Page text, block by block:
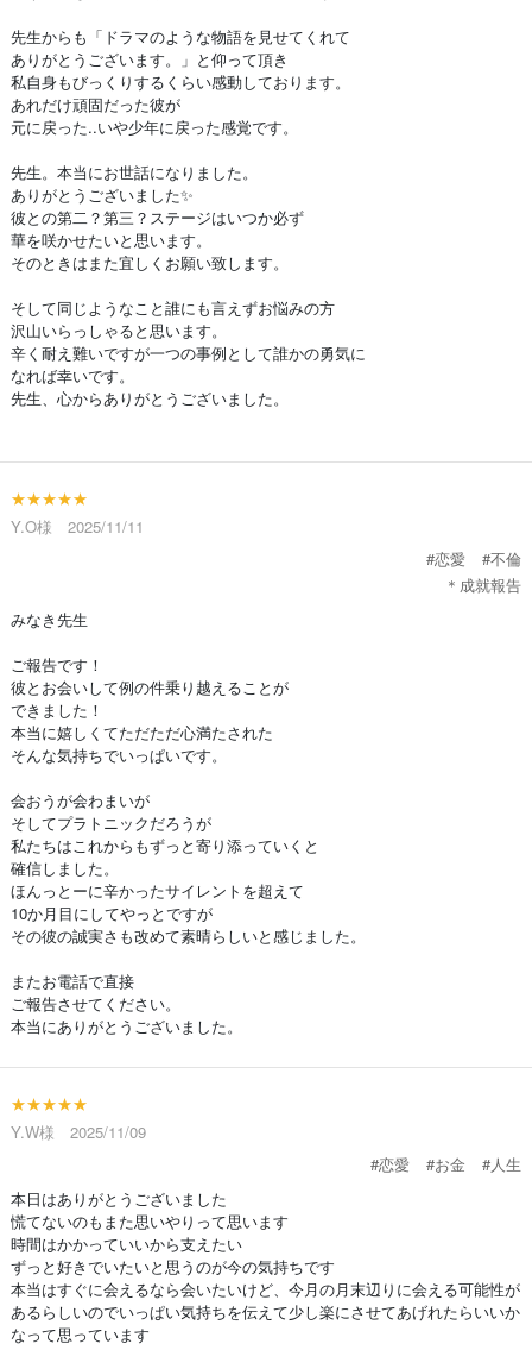
先生からも「ドラマのような物語を見せてくれて
ありがとうございます。」と仰って頂き
私自身もびっくりするくらい感動しております。
あれだけ頑固だった彼が
元に戻った..いや少年に戻った感覚です。
先生。本当にお世話になりました。
ありがとうございました✨
彼との第二？第三？ステージはいつか必ず
華を咲かせたいと思います。
そのときはまた宜しくお願い致します。
そして同じようなこと誰にも言えずお悩みの方
沢山いらっしゃると思います。
辛く耐え難いですが一つの事例として誰かの勇気に
なれば幸いです。
先生、心からありがとうございました。
★★★★★
Y.O様 2025/11/11
#恋愛
#不倫
＊成就報告
みなき先生
ご報告です！
彼とお会いして例の件乗り越えることが
できました！
本当に嬉しくてただただ心満たされた
そんな気持ちでいっぱいです。
会おうが会わまいが
そしてプラトニックだろうが
私たちはこれからもずっと寄り添っていくと
確信しました。
ほんっとーに辛かったサイレントを超えて
10か月目にしてやっとですが
その彼の誠実さも改めて素晴らしいと感じました。
またお電話で直接
ご報告させてください。
本当にありがとうございました。
★★★★★
Y.W様 2025/11/09
#恋愛
#お金
#人生
本日はありがとうございました
慌てないのもまた思いやりって思います
時間はかかっていいから支えたい
ずっと好きでいたいと思うのが今の気持ちです
本当はすぐに会えるなら会いたいけど、今月の月末辺りに会える可能性が
あるらしいのでいっぱい気持ちを伝えて少し楽にさせてあげれたらいいか
なって思っています